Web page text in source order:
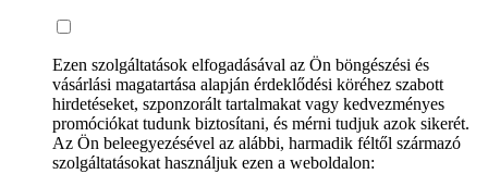
Ezen szolgáltatások elfogadásával az Ön böngészési és
vásárlási magatartása alapján érdeklődési köréhez szabott
hirdetéseket, szponzorált tartalmakat vagy kedvezményes
promóciókat tudunk biztosítani, és mérni tudjuk azok sikerét.
Az Ön beleegyezésével az alábbi, harmadik féltől származó
szolgáltatásokat használjuk ezen a weboldalon: